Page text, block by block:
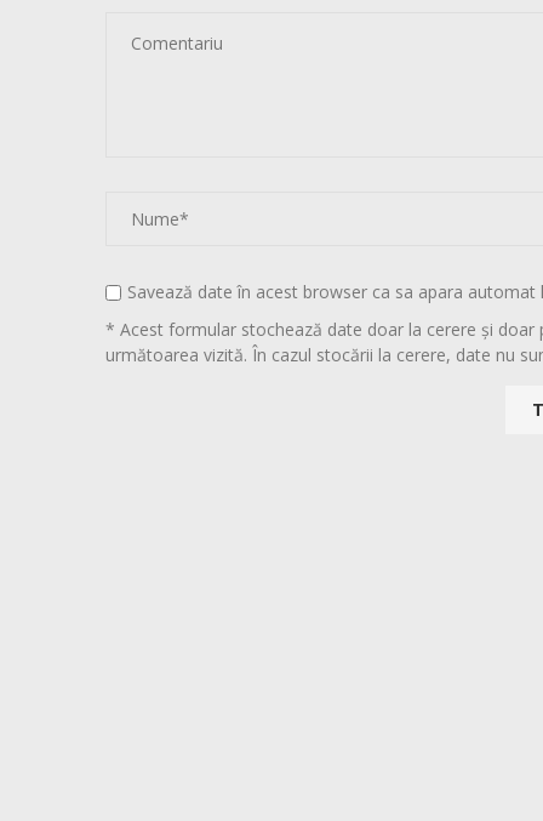
Savează date în acest browser ca sa apara
* Acest formular stochează date doar la cerere și
următoarea vizită. În cazul stocării la cerere, date nu